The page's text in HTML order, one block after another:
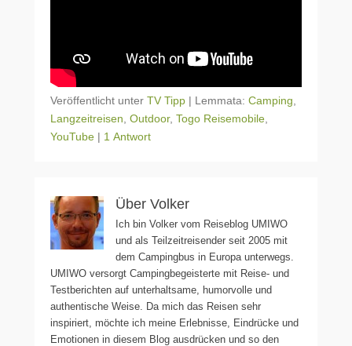
Veröffentlicht unter TV Tipp | Lemmata: Camping
Langzeitreisen Outdoor, Togo Reisemobile
YouTube | 1 Antwort
Über Volker
Ich bin Volker vom Reiseblog UMIWO
und als Teilzeitreisender seit 2005 mit
dem Campingbus in Europa unterwegs.
UMIWO versorgt Campingbegeisterte mit Reise- und
Testberichten auf unterhaltsame, humorvolle und
authentische Weise. Da mich das Reisen sehr
inspiriert, möchte ich meine Erlebnisse, Eindrücke und
Emotionen in diesem Blog ausdrücken und so den